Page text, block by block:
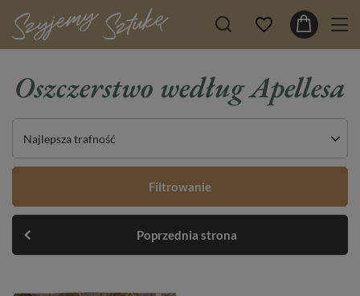
Oszczerstwo według Apellesa
Najlepsza trafność
Filtrowanie
Poprzednia strona